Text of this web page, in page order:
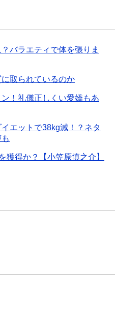
バラエティで体を張りま
取られているのか
！礼儀正しくい愛嬌もあ
エットで38kg減！？ネタ
獲得か？【小笠原慎之介】